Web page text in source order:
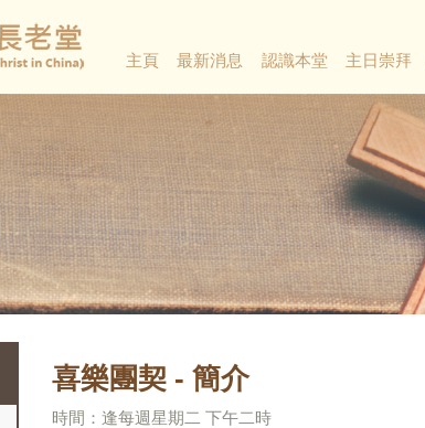
主頁 最新消息 認識本堂 主日崇拜
喜樂團契 - 簡介
時間：逢每週星期二 下午二時